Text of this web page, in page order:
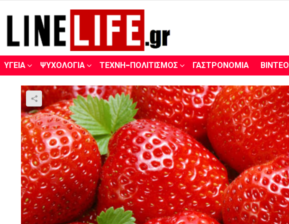
ΥΓΕΊΑ ΨΥΧΟΛΟΓΊΑ ΤΈΧΝΗ-ΠΟΛΙΤΙΣΜΌΣ ΓΑΣΤΡΟΝΟΜΊΑ ΒΊΝΤΕΟ